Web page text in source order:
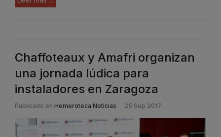
Chaffoteaux y Amafri organizan
una jornada lúdica para
instaladores en Zaragoza
Publicado en Hemeroteca Noticias 25 Sep 2017